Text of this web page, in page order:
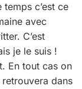
temps c’est ce
avec
C’est
je le suis !
En tout cas on
retrouvera dans